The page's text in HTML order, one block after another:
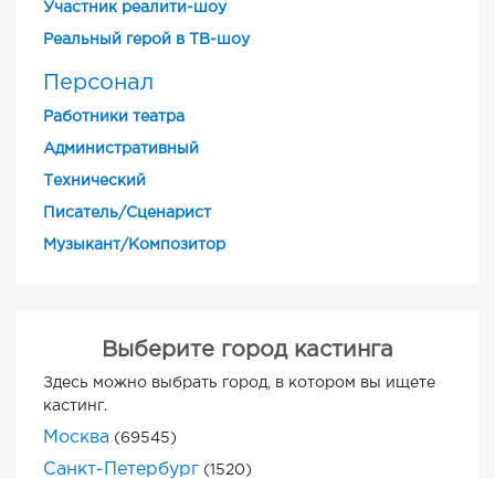
Участник реалити-шоу
Реальный герой в ТВ-шоу
Персонал
Работники театра
Административный
Технический
Писатель/Сценарист
Музыкант/Композитор
Выберите город кастинга
Здесь можно выбрать город, в котором вы ищете
кастинг.
Москва (69545)
Санкт-Петербург (1520)